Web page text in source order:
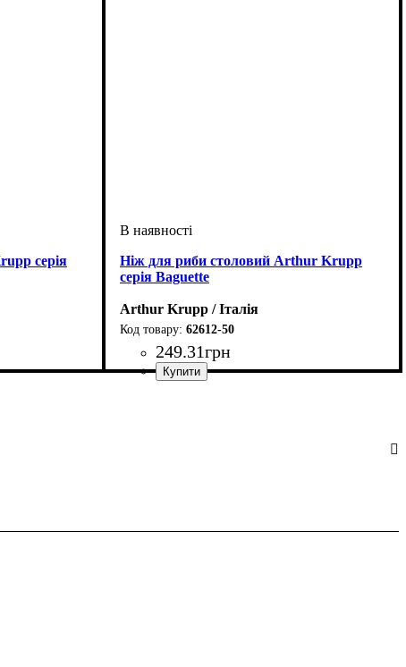
серія
Ніж для риби столовий Arthur Krupp
серія Baguette
Arthur Krupp / Італія
62612-50
249.31грн